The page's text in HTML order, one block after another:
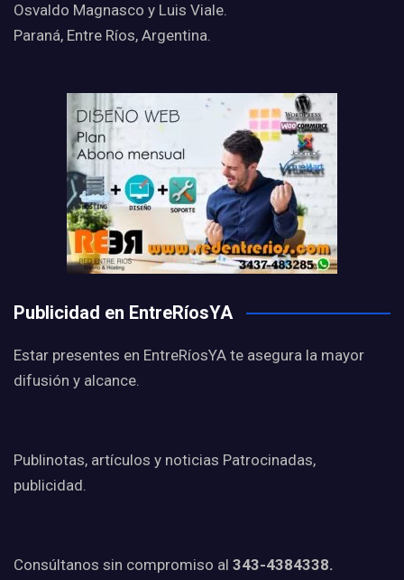
Osvaldo Magnasco y Luis Viale.
Paraná, Entre Ríos, Argentina.
Publicidad en EntreRíosYA
Estar presentes en EntreRíosYA te asegura la mayor
difusión y alcance.
Publinotas, artículos y noticias Patrocinadas,
publicidad.
Consúltanos sin compromiso al 343-4384338.